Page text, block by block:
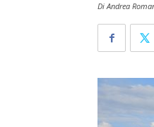
Di Andrea